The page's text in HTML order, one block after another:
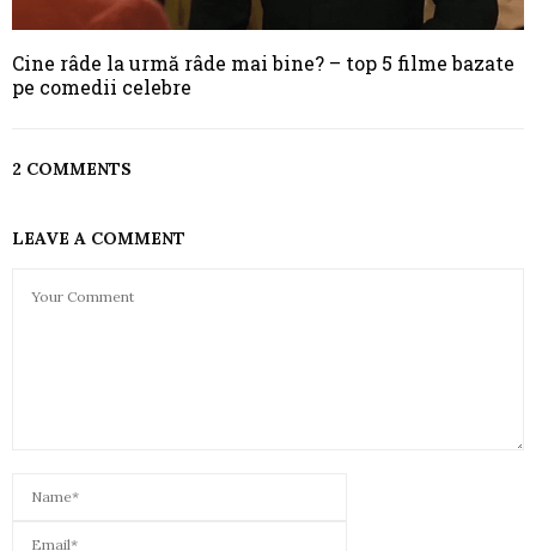
Cine râde la urmă râde mai bine? – top 5 filme bazate
pe comedii celebre
2 COMMENTS
LEAVE A COMMENT